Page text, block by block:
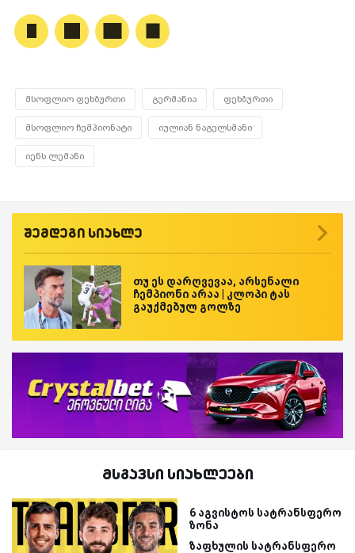
მსოფლიო ფეხბურთი გერმანია ფეხბურთი
მსოფლიო ჩემპიონატი იულიან ნაგელსმანი
იენს ლემანი
შემდეგი სიახლე
თუ ეს დარღვევაა, არსენალი
ჩემპიონი არაა | კლოპი ტას
გაუქმებულ გოლზე
მსგავსი სიახლეები
6 აგვისტოს სატრანსფერო
ზონა
ზაფხულის სატრანსფერო